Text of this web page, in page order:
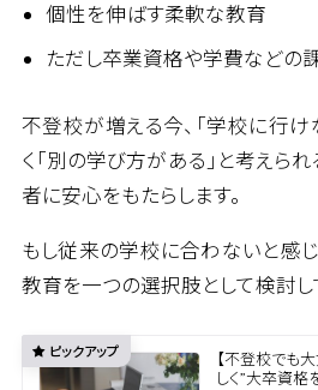
個性を伸ばす柔軟な教育
ただし卒業資格や学費などの
不登校が増える今、「学校に行け
く「別の学び方がある」と考えら
者に安心をもたらします。
もし従来の学校に合わないと感じ
教育を一つの選択肢として検討し
【不登校でも
しく”大卒資